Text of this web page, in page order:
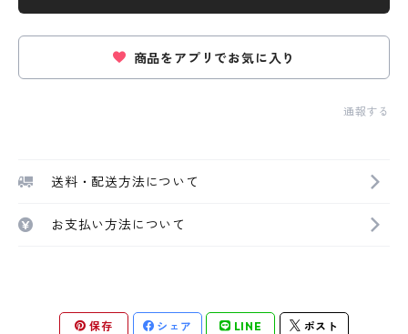
商品をアプリでお気に入り
通報する
送料・配送方法について
お支払い方法について
保存 シェア LINE ポスト